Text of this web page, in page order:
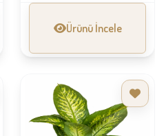
Ürünü İncele